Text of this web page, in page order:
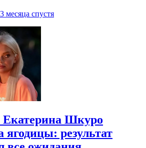
3 месяца спустя
Екатерина Шкуро
ягодицы: результат